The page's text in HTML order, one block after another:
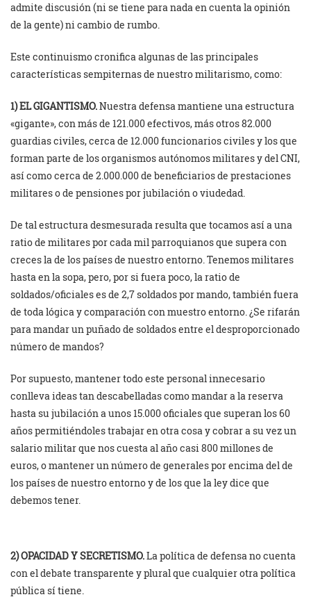
admite discusión (ni se tiene para nada en cuenta la opinión
de la gente) ni cambio de rumbo.
Este continuismo cronifica algunas de las principales
características sempiternas de nuestro militarismo, como:
1) EL GIGANTISMO.Nuestra defensa mantiene una estructura
«gigante», con más de 121.000 efectivos, más otros 82.000
guardias civiles, cerca de 12.000 funcionarios civiles y los que
forman parte de los organismos autónomos militares y del CNI,
así como cerca de 2.000.000 de beneficiarios de prestaciones
militares o de pensiones por jubilación o viudedad.
De tal estructura desmesurada resulta que tocamos así a una
ratio de militares por cada mil parroquianos que supera con
creces la de los países de nuestro entorno. Tenemos militares
hasta en la sopa, pero, por si fuera poco, la ratio de
soldados/oficiales es de 2,7 soldados por mando, también fuera
de toda lógica y comparación con muestro entorno. ¿Se rifarán
para mandar un puñado de soldados entre el desproporcionado
número de mandos?
Por supuesto, mantener todo este personal innecesario
conlleva ideas tan descabelladas como mandar a la reserva
hasta su jubilación a unos 15.000 oficiales que superan los 60
años permitiéndoles trabajar en otra cosa y cobrar a su vez un
salario militar que nos cuesta al año casi 800 millones de
euros, o mantener un número de generales por encima del de
los países de nuestro entorno y de los que la ley dice que
debemos tener.
2) OPACIDAD Y SECRETISMO.La política de defensa no cuenta
con el debate transparente y plural que cualquier otra política
pública sí tiene.